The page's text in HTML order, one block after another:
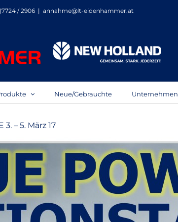
/ 2906 | annahme@lt-eidenhammer.at
Neue/Gebrauchte Unternehmen
3. – 5. März 17